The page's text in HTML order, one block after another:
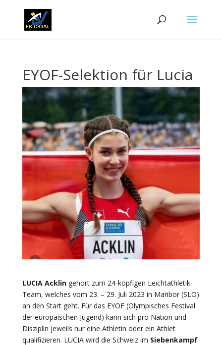
EYOF-Selektion für Lucia
LUCIA Acklingehört zum 24-köpfigen Leichtathletik-
Team, welches vom 23. – 29. Juli 2023 in Maribor (SLO)
an den Start geht. Für das EYOF (Olympisches Festival
der europäischen Jugend) kann sich pro Nation und
Disziplin jeweils nur eine Athletin oder ein Athlet
qualifizieren. LUCIA wird die Schweiz im Siebenkampf